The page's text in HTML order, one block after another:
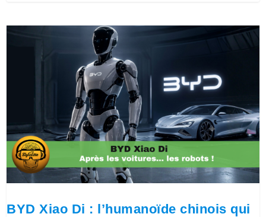
BYD Xiao Di : l’humanoïde chinois qui